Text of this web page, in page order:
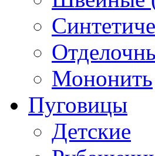
Мононить
Пуговицы
Детские